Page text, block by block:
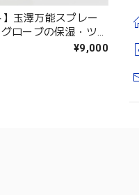
】玉澤万能スプレー
ローブの保湿・ツヤ
¥9,000